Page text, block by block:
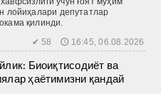
лойиҳалари депутатлар
қилинди.
✔ 58 🕔 16:45, 06.08.2026
Биоиқтисодиёт ва
ҳаётимизни қандай